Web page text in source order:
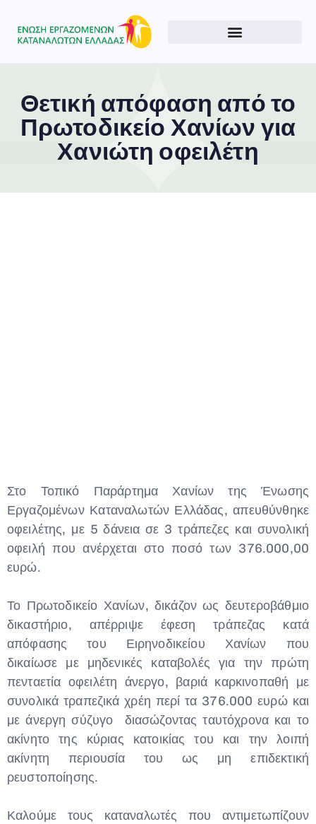
Θετική απόφαση από το
Πρωτοδικείο Χανίων για
Χανιώτη οφειλέτη
Στο Τοπικό Παράρτημα Χανίων της Ένωσης
Εργαζομένων Καταναλωτών Ελλάδας, απευθύνθηκε
οφειλέτης, με 5 δάνεια σε 3 τράπεζες και συνολική
οφειλή που ανέρχεται στο ποσό των 376.000,00
ευρώ.
Το Πρωτοδικείο Χανίων, δικάζον ως δευτεροβάθμιο
δικαστήριο, απέρριψε έφεση τράπεζας κατά
απόφασης του Ειρηνοδικείου Χανίων που
δικαίωσε με μηδενικές καταβολές για την πρώτη
πενταετία οφειλέτη άνεργο, βαριά καρκινοπαθή με
συνολικά τραπεζικά χρέη περί τα 376.000 ευρώ και
με άνεργη σύζυγο διασώζοντας ταυτόχρονα και το
ακίνητο της κύριας κατοικίας του και την λοιπή
ακίνητη περιουσία του ως μη επιδεκτική
ρευστοποίησης.
Καλούμε τους καταναλωτές που αντιμετωπίζουν